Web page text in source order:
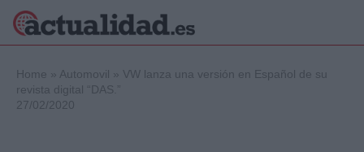
Home » Automovil » VW lanza una versión en Español de su
revista digital “DAS.”
27/02/2020